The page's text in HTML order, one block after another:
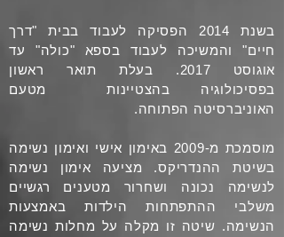
בשנת 2014 הפסיקה לעבוד בבית "דרך
חיים" והמשיכה לעבוד בספא "כולה" עד
אוגוסט 2017. בעלת תואר ראשון
בפסיכולוגיה בהצטיינות מטעם
האוניברסיטה הפתוחה.
מוסמכת מ-2009 באימון אישי ואימון נשימה
בשיטת ההנדריקס. מציעה אימון נשימה
לנשימה נכונה ושחרור מטענים רגשיים
משלבי ההתפתחות הילדות באמצעות
הנשימה. שיטה זו מקלה על מחלות נשימה